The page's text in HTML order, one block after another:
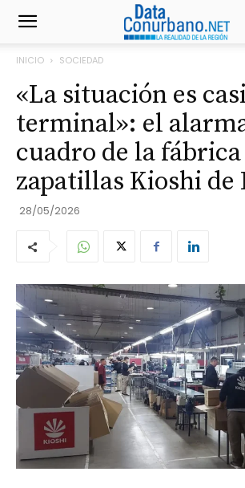
INICIO SOCIEDAD
«La situación es casi
terminal»: el
cuadro de la fábrica
zapatillas Kioshi de
28/05/2026